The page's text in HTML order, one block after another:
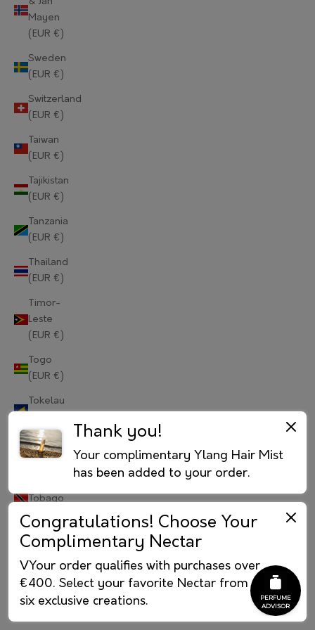
Mayen
(EUR €)
Sweden
(EUR €)
Switzerland
(EUR €)
Taiwan
(EUR €)
Tajikistan
(EUR €)
Tanzania
(EUR €)
Thailand
(EUR €)
Timor-
Leste
(EUR €)
Togo
(EUR €)
Tokelau
Tonga
(EUR €)
Tobago
(EUR €)
Tristan da
(EUR €)
Tunisia
Norway (EUR €)
Pakistan (EUR €)
Palestinian Territories (EUR €)
Panama (EUR €)
Papua New Guinea (EUR €)
Paraguay (EUR €)
Peru (EUR €)
Pitcairn Islands (EUR €)
Poland (EUR €)
Portugal (EUR €)
Qatar (EUR €)
Réunion (EUR €)
Romania (EUR €)
Russia (RUB ₽)
San Marino (EUR €)
São Tomé & Príncipe (EUR €)
Saudi Arabia (EUR €)
Thank you!
Your complimentary Ylang Hair Mist
has been added to your order.
Congratulations! Choose Your
Complimentary Nectar
VYour order qualifies with purchases over
€400. Select your favorite Nectar from our
six exclusive creations.